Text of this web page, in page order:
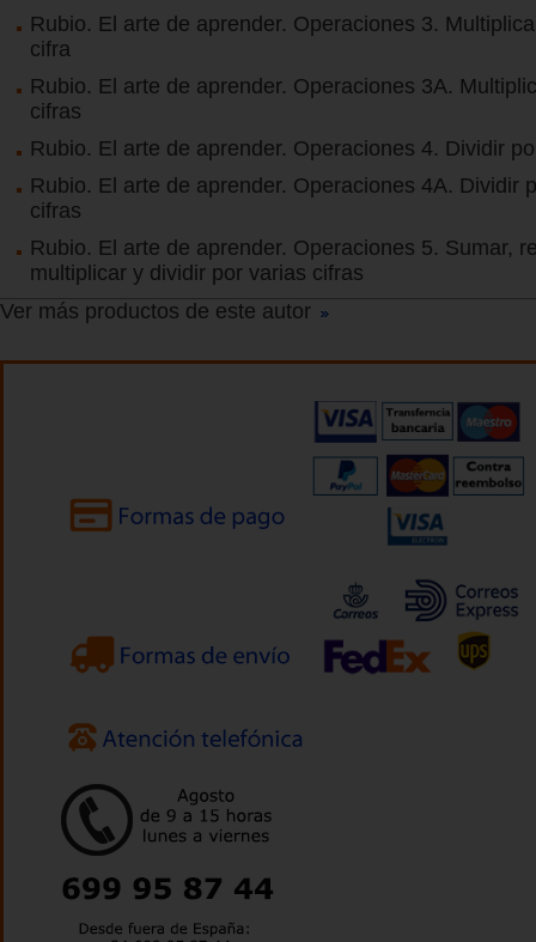
Rubio. El arte de aprender. Operaciones 3.
cifra
Rubio. El arte de aprender. Operaciones 3A.
cifras
Rubio. El arte de aprender. Operaciones 4. Dividir
Rubio. El arte de aprender. Operaciones 4A. Dividir
cifras
Rubio. El arte de aprender. Operaciones 5. Sumar,
multiplicar y dividir por varias cifras
Ver más productos de este autor